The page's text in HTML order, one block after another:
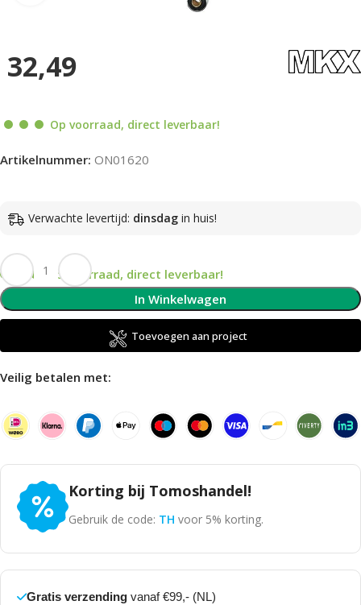
32,49
Op voorraad, direct leverbaar!
Artikelnummer: ON01620
Verwachte levertijd: dinsdag in huis!
Op voorraad, direct leverbaar!
In Winkelwagen
Toevoegen aan project
Veilig betalen met:
Korting bij Tomoshandel!
Gebruik de code: TH voor 5% korting.
Gratis verzending vanaf €99,- (NL)